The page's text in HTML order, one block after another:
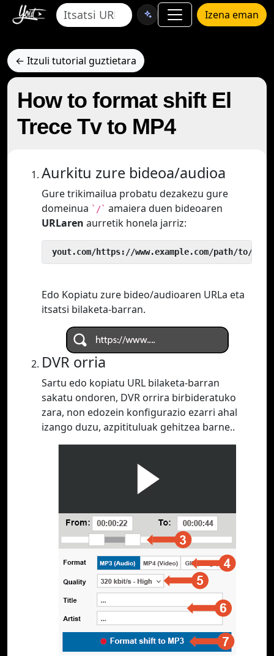
Izena eman
← Itzuli tutorial guztietara
How to format shift El
Trece Tv to MP4
Aurkitu zure bideoa/audioa
Gure trikimailua probatu dezakezu gure
domeinua `/` amaiera duen bideoaren
URLaren aurretik honela jarriz:
yout.com/https://www.example.com/path/to/
Edo Kopiatu zure bideo/audioaren URLa eta
itsatsi bilaketa-barran.
DVR orria
Sartu edo kopiatu URL bilaketa-barran
sakatu ondoren, DVR orrira birbideratuko
zara, non edozein konfigurazio ezarri ahal
izango duzu, azpitituluak gehitzea barne..